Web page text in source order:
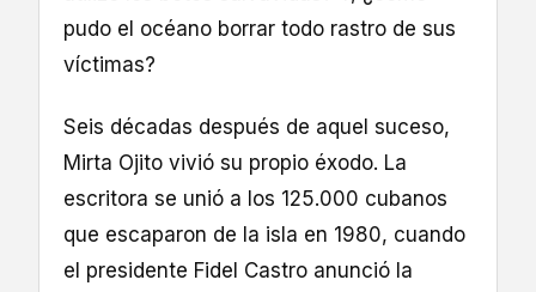
pudo el océano borrar todo rastro de sus
víctimas?
Seis décadas después de aquel suceso,
Mirta Ojito vivió su propio éxodo. La
escritora se unió a los 125.000 cubanos
que escaparon de la isla en 1980, cuando
el presidente Fidel Castro anunció la